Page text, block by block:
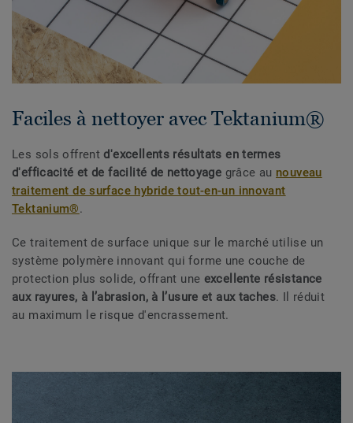
Faciles à nettoyer avec Tektanium®
Les sols offrent d'excellents résultats en termes
d'efficacité et de facilité de nettoyage grâce au nouveau
traitement de surface hybride tout-en-un innovant
Tektanium®.
Ce traitement de surface unique sur le marché utilise un
système polymère innovant qui forme une couche de
protection plus solide, offrant une excellente résistance
aux rayures, à l’abrasion, à l’usure et aux taches. Il réduit
au maximum le risque d'encrassement.